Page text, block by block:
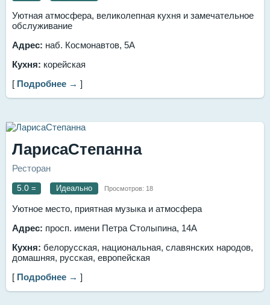
Уютная атмосфера, великолепная кухня и замечательное
обслуживание
Адрес: наб. Космонавтов, 5А
Кухня: корейская
[ Подробнее → ]
ЛарисаСтепанна
Ресторан
5.0 = Идеально Просмотров: 18
Уютное место, приятная музыка и атмосфера
Адрес: просп. имени Петра Столыпина, 14А
Кухня: белорусская, национальная, славянских народов,
домашняя, русская, европейская
[ Подробнее → ]